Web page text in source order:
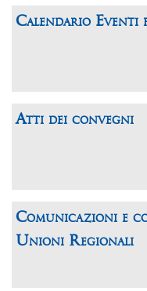
Calendario Eventi
Atti dei convegni
Comunicazioni e
Unioni Regionali